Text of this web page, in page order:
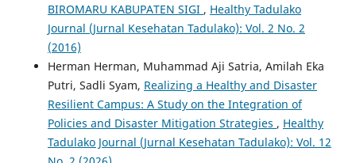
BIROMARU KABUPATEN SIGI , Healthy Tadulako
Journal (Jurnal Kesehatan Tadulako): Vol. 2 No. 2
(2016)
Herman Herman, Muhammad Aji Satria, Amilah Eka
Putri, Sadli Syam, Realizing a Healthy and Disaster
Resilient Campus: A Study on the Integration of
Policies and Disaster Mitigation Strategies , Healthy
Tadulako Journal (Jurnal Kesehatan Tadulako): Vol. 12